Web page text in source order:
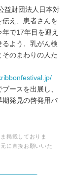
益財団法人日本対
え、患者さんを
で17年目を迎え
るよう、乳がん検
のまわりの人た
ースを出展し、
期発見の啓発用パ
掲載しておりま
に直接お願いいた